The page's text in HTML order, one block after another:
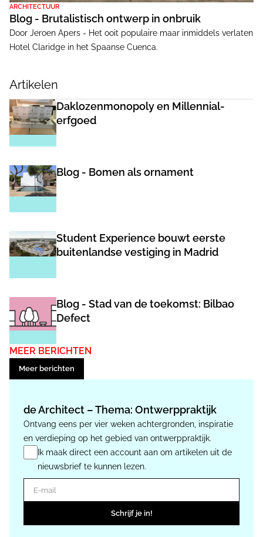
ARCHITECTUUR
Blog - Brutalistisch ontwerp in onbruik
Door Jeroen Apers - Het ooit populaire maar inmiddels verlaten
Hotel Claridge in het Spaanse Cuenca.
Artikelen
Daklozenmonopoly en Millennial-
erfgoed
Blog - Bomen als ornament
Student Experience bouwt eerste
buitenlandse vestiging in Madrid
Blog - Stad van de toekomst: Bilbao
Defect
MEER BERICHTEN
Meer berichten
de Architect – Thema: Ontwerppraktijk
Ontvang eens per vier weken achtergronden, inspiratie
en verdieping op het gebied van ontwerppraktijk.
Ik maak direct een account aan om artikelen uit de
nieuwsbrief te kunnen lezen.
E-mail
Schrijf je in!